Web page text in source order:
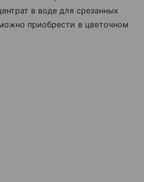
в воде для срезанных
приобрести в цветочном